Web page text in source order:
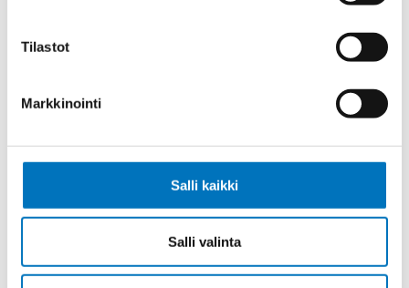
Tilastot
Markkinointi
Salli kaikki
Salli valinta
cUR;UR;NEMA;DNV-GL
Halkasija Min.[Mm]
5
Halkaisija Max. [Mm]
Kiristysmomentti [Nm]
5
Vedonpoisto-osa
PVDF